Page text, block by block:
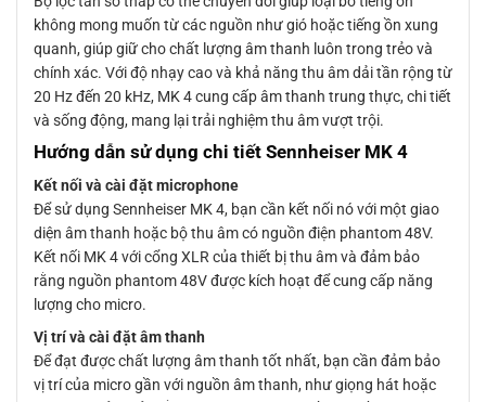
không mong muốn từ các nguồn như gió hoặc tiếng ồn xung
quanh, giúp giữ cho chất lượng âm thanh luôn trong trẻo và
chính xác. Với độ nhạy cao và khả năng thu âm dải tần rộng từ
20 Hz đến 20 kHz, MK 4 cung cấp âm thanh trung thực, chi tiết
và sống động, mang lại trải nghiệm thu âm vượt trội.
Hướng dẫn sử dụng chi tiết Sennheiser MK 4
Kết nối và cài đặt microphone
Để sử dụng Sennheiser MK 4, bạn cần kết nối nó với một giao
diện âm thanh hoặc bộ thu âm có nguồn điện phantom 48V.
Kết nối MK 4 với cổng XLR của thiết bị thu âm và đảm bảo
rằng nguồn phantom 48V được kích hoạt để cung cấp năng
lượng cho micro.
Vị trí và cài đặt âm thanh
Để đạt được chất lượng âm thanh tốt nhất, bạn cần đảm bảo
vị trí của micro gần với nguồn âm thanh, như giọng hát hoặc